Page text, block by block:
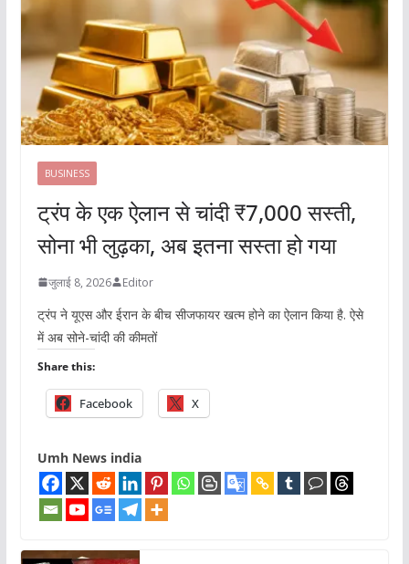
BUSINESS
ट्रंप के एक ऐलान से चांदी ₹7,000 सस्ती,
सोना भी लुढ़का, अब इतना सस्ता हो गया
जुलाई 8, 2026 Editor
ट्रंप ने यूएस और ईरान के बीच सीजफायर खत्म होने का ऐलान किया है. ऐसे
में अब सोने-चांदी की कीमतों
Share this:
Facebook X
Umh News india